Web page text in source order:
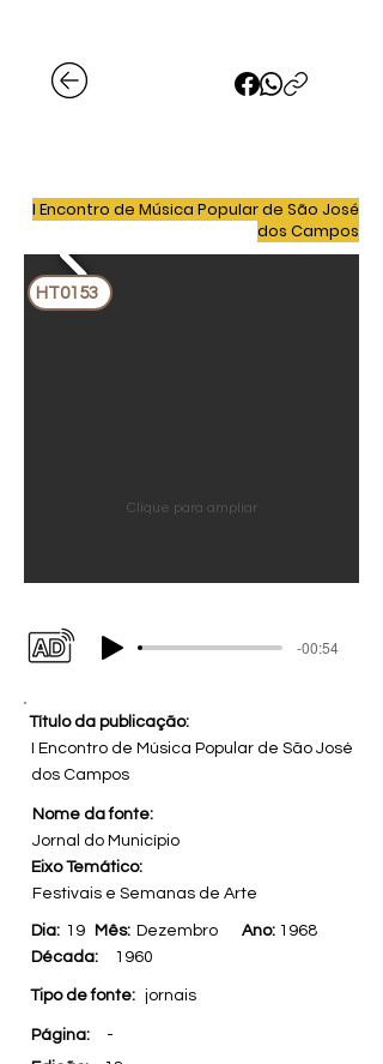
I Encontro de Música Popular de São José
dos Campos
HT0153
Clique para ampliar
-00:54
Título da publicação:
I Encontro de Música Popular de São José
dos Campos
Nome da fonte:
Jornal do Município
Eixo Temático:
Festivais e Semanas de Arte
Dia: 19 Mês: Dezembro Ano:1968
Década:
1960
Tipo de fonte: jornais
Página:
-